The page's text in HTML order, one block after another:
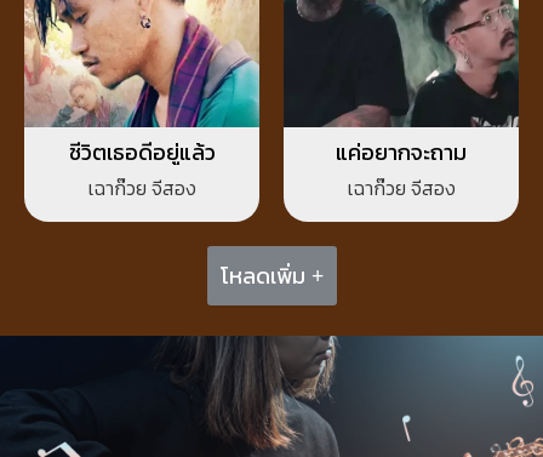
ชีวิตเธอดีอยู่แล้ว
เฉาก๊วย จีสอง
แค่อยากจะถาม
เฉาก๊วย จีสอง
โหลดเพิ่ม +